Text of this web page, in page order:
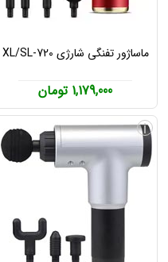
ماساژور تفنگی شارژی XL/SL-720
1,179,000 تومان
i